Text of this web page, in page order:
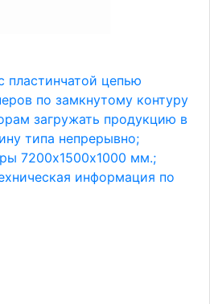
пластинчатой цепью
по замкнутому контуру
загружать продукцию в
типа непрерывно;
7200х1500х1000 мм.;
информация по